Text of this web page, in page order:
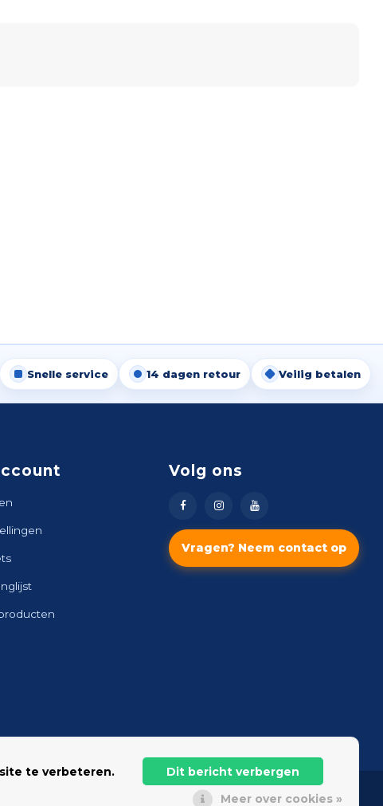
Snelle service 14 dagen retour Veilig betalen
Volg ons
Vragen? Neem contact op
te verbeteren.
Dit bericht verbergen
Meer over cookies »